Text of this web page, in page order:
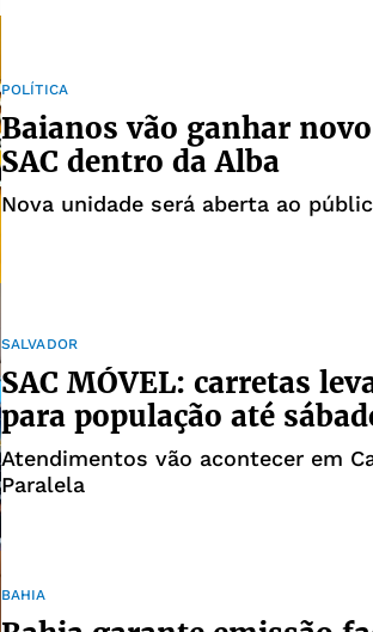
POLÍTICA
Baianos vão ganhar
SAC dentro da Alba
Nova unidade será aberta ao
SALVADOR
SAC MÓVEL: carretas
para população até
Atendimentos vão acontecer em
Paralela
BAHIA